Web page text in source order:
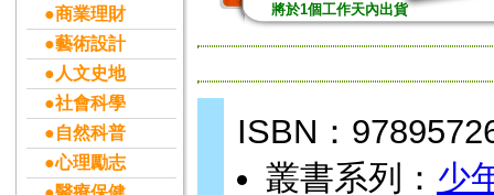
●商業理財
●藝術設計
●人文史地
●社會科學
●自然科普
●心理勵志
將於1個工作天內出貨
ISBN：
叢書系列： 少